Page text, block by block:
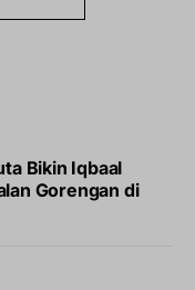
Bikin Iqbaal
Gorengan di